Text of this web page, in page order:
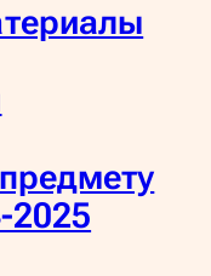
2025